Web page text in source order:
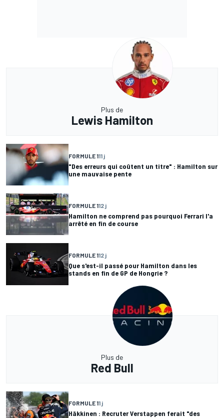
Plus de
Lewis Hamilton
FORMULE 111 j
"Des erreurs qui coûtent un titre" : Hamilton sur
une mauvaise pente
FORMULE 112 j
Hamilton ne comprend pas pourquoi Ferrari l'a
arrêté en fin de course
FORMULE 112 j
Que s'est-il passé pour Hamilton dans les
stands en fin de GP de Hongrie ?
Plus de
Red Bull
FORMULE 11 j
Häkkinen : Recruter Verstappen ferait "des